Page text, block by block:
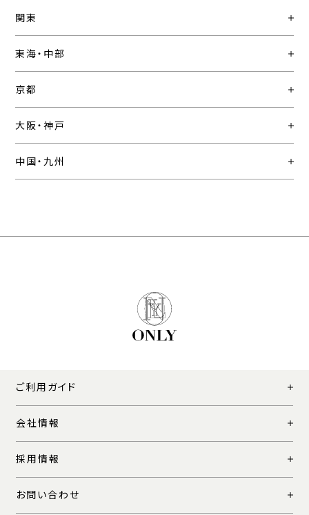
関東
東海・中部
京都
大阪・神戸
中国・九州
ご利用ガイド
会社情報
採用情報
お問い合わせ